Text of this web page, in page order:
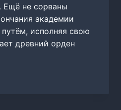
Ещё не сорваны
академии
исполняя свою
древний орден